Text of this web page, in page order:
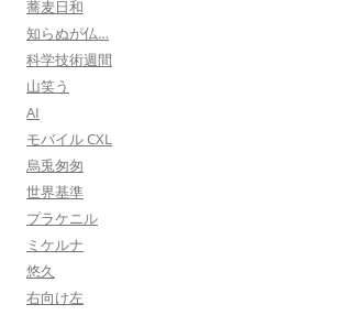
蕎麦日和
知らぬが仏…
科学技術週間
山笑う
AI
モバイル CXL
烏兎匆匆
世界基準
プラケニル
ミケルナ
悠久
右向け左